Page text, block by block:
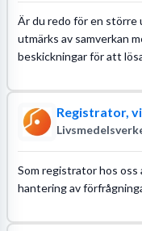
Är du redo för en större
utmärks av samverkan
beskickningar för att
Registrator,
Som registrator hos
hantering av